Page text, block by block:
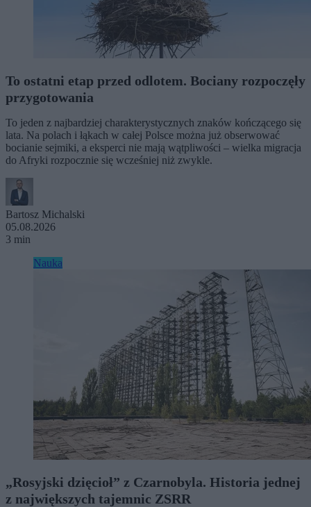
To ostatni etap przed odlotem. Bociany rozpoczęły
przygotowania
To jeden z najbardziej charakterystycznych znaków kończącego się
lata. Na polach i łąkach w całej Polsce można już obserwować
bocianie sejmiki, a eksperci nie mają wątpliwości – wielka migracja
do Afryki rozpocznie się wcześniej niż zwykle.
Bartosz Michalski
05.08.2026
3 min
Nauka
„Rosyjski dzięcioł” z Czarnobyla. Historia jednej
z największych tajemnic ZSRR